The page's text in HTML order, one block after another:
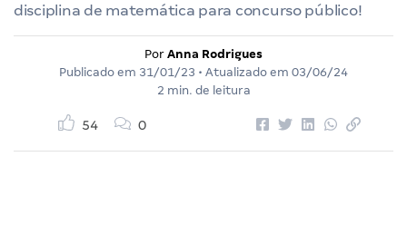
disciplina de matemática para concurso público!
Por Anna Rodrigues
Publicado em 31/01/23 • Atualizado em 03/06/24
2 min. de leitura
54 0